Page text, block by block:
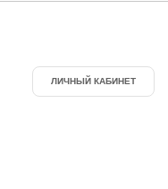
ЛИЧНЫЙ КАБИНЕТ